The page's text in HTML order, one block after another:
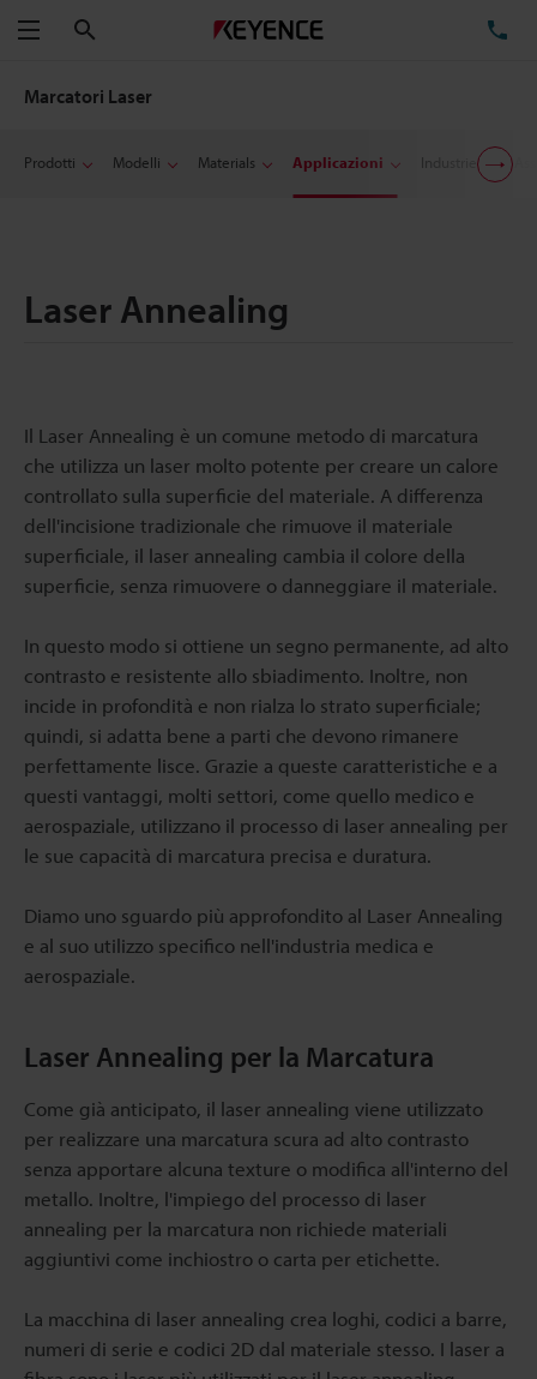
Menu
Marcatori Laser
Prodotti Modelli Materials Applicazioni Industrie
Laser Annealing
Il Laser Annealing è un comune metodo di marcatura
che utilizza un laser molto potente per creare un calore
controllato sulla superficie del materiale. A differenza
dell'incisione tradizionale che rimuove il materiale
superficiale, il laser annealing cambia il colore della
superficie, senza rimuovere o danneggiare il materiale.
In questo modo si ottiene un segno permanente, ad alto
contrasto e resistente allo sbiadimento. Inoltre, non
incide in profondità e non rialza lo strato superficiale;
quindi, si adatta bene a parti che devono rimanere
perfettamente lisce. Grazie a queste caratteristiche e a
questi vantaggi, molti settori, come quello medico e
aerospaziale, utilizzano il processo di laser annealing per
le sue capacità di marcatura precisa e duratura.
Diamo uno sguardo più approfondito al Laser Annealing
e al suo utilizzo specifico nell'industria medica e
aerospaziale.
Laser Annealing per la Marcatura
Come già anticipato, il laser annealing viene utilizzato
per realizzare una marcatura scura ad alto contrasto
senza apportare alcuna texture o modifica all'interno del
metallo. Inoltre, l'impiego del processo di laser
annealing per la marcatura non richiede materiali
aggiuntivi come inchiostro o carta per etichette.
La macchina di laser annealing crea loghi, codici a barre,
numeri di serie e codici 2D dal materiale stesso. I laser a